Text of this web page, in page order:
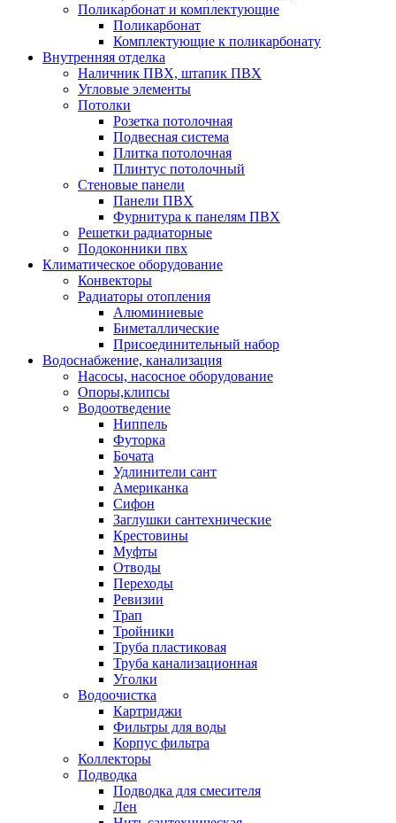
Поликарбонат и комплектующие
Поликарбонат
Комплектующие к поликарбонату
Внутренняя отделка
Наличник ПВХ, штапик ПВХ
Угловые элементы
Потолки
Розетка потолочная
Подвесная система
Плитка потолочная
Плинтус потолочный
Стеновые панели
Панели ПВХ
Фурнитура к панелям ПВХ
Решетки радиаторные
Подоконники пвх
Климатическое оборудование
Конвекторы
Радиаторы отопления
Алюминиевые
Биметаллические
Присоединительный набор
Водоснабжение, канализация
Насосы, насосное оборудование
Опоры,клипсы
Водоотведение
Ниппель
Футорка
Бочата
Удлинители сант
Американка
Сифон
Заглушки сантехнические
Крестовины
Муфты
Отводы
Переходы
Ревизии
Трап
Тройники
Труба пластиковая
Труба канализационная
Уголки
Водоочистка
Картриджи
Фильтры для воды
Корпус фильтра
Коллекторы
Подводка
Подводка для смесителя
Лен